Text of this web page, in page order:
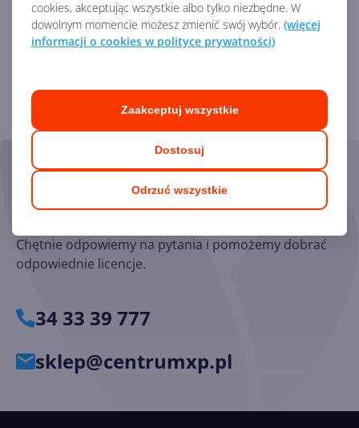
cookies, akceptując wszystkie albo tylko niezbędne. W
dowolnym momencie możesz zmienić swój wybór. (więcej
informacji o cookies w polityce prywatności)
Odrzuć wszystkie
Dostosuj
Zaakceptuj wszystkie
Kod producenta:CFQ7TTC0RJ8N
Skorzystaj z pomocy naszych
Ekspertów
Chętnie odpowiemy na pytania i pomożemy dobrać
odpowiednie licencje.
34 33 39 777
sklep@centrumxp.pl